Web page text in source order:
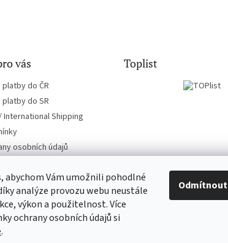
abychom Vám umožnili pohodlné
analýze provozu webu neustále
výkon a použitelnost. Více
ochrany osobních údajů si
.
Odmítnout
vás
do ČR
do SR
International Shipping
osobních údajů
Toplist
EN-filmy.cz CD-Soundtrack.cz